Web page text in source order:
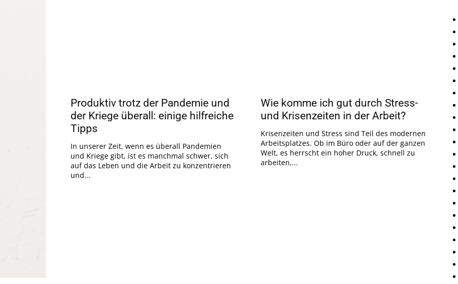
Produktiv trotz der Pandemie und
der Kriege überall: einige hilfreiche
Tipps
In unserer Zeit, wenn es überall Pandemien
und Kriege gibt, ist es manchmal schwer, sich
auf das Leben und die Arbeit zu konzentrieren
und...
Wie komme ich gut durch Stress-
und Krisenzeiten in der Arbeit?
Krisenzeiten und Stress sind Teil des modernen
Arbeitsplatzes. Ob im Büro oder auf der ganzen
Welt, es herrscht ein hoher Druck, schnell zu
arbeiten,...